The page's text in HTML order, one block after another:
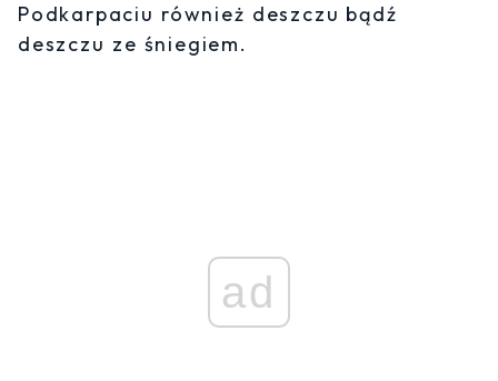
Podkarpaciu również deszczu bądź
deszczu ze śniegiem.
ad